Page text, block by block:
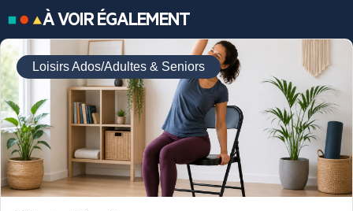
À VOIR ÉGALEMENT
Loisirs Ados/Adultes & Seniors